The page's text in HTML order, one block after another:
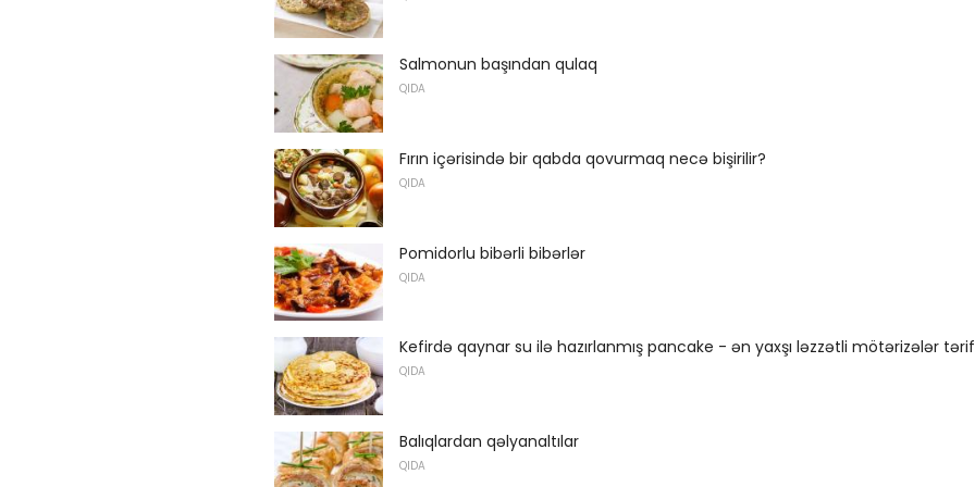
Salmonun başından qulaq
QIDA
Fırın içərisində bir qabda qovurmaq necə bişirilir?
QIDA
Pomidorlu bibərli bibərlər
QIDA
Kefirdə qaynar su ilə hazırlanmış pancake - ən yaxşı ləzzətli mötərizələr
QIDA
Balıqlardan qəlyanaltılar
QIDA